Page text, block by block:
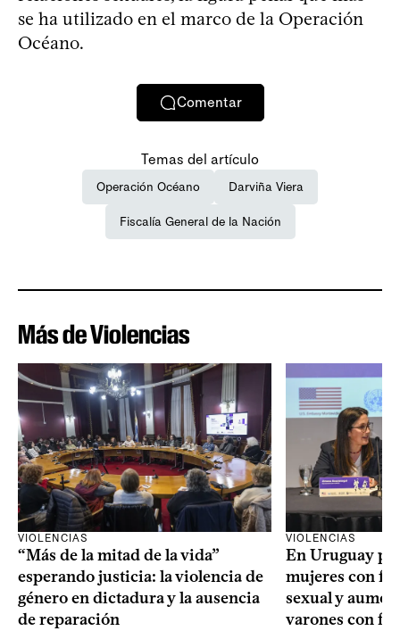
se ha utilizado en el marco de la Operación
Océano.
Comentar
Temas del artículo
Operación Océano Darviña Viera
Fiscalía General de la Nación
Más de Violencias
VIOLENCIAS
“Más de la mitad de la vida”
esperando justicia: la violencia de
género en dictadura y la ausencia
de reparación
VIOLENCIAS
En Uruguay
mujeres con
sexual y
varones con